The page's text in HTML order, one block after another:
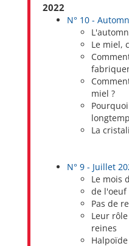
2022
N° 10 -
Le miel,
miel ?
La
N° 9 - Juillet
Le mois
de
Pas de
Leur
reines